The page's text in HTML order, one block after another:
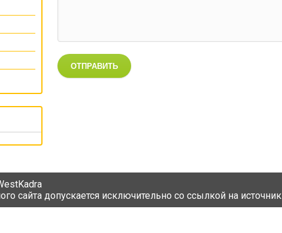
ОТПРАВИТЬ
сайта допускается исключительно со ссылкой на источник